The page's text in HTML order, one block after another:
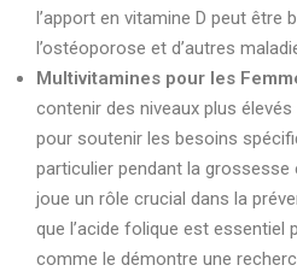
l’apport en vitamine D peut être
l’ostéoporose et d’autres
Multivitamines pour les
contenir des niveaux plus
pour soutenir les besoins
particulier pendant la
joue un rôle crucial dans la
que l’acide folique est
comme le démontre une